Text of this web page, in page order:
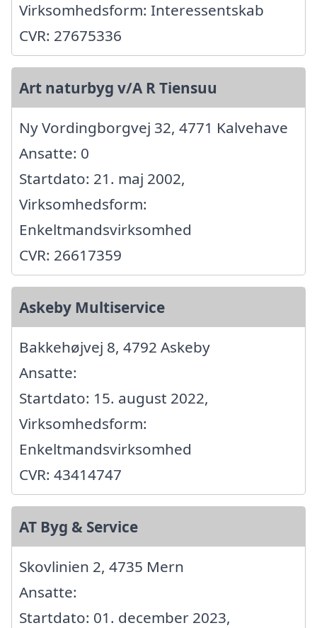
Virksomhedsform: Interessentskab
CVR: 27675336
Art naturbyg v/A R Tiensuu
Ny Vordingborgvej 32, 4771 Kalvehave
Ansatte: 0
Startdato: 21. maj 2002,
Virksomhedsform:
Enkeltmandsvirksomhed
CVR: 26617359
Askeby Multiservice
Bakkehøjvej 8, 4792 Askeby
Ansatte:
Startdato: 15. august 2022,
Virksomhedsform:
Enkeltmandsvirksomhed
CVR: 43414747
AT Byg & Service
Skovlinien 2, 4735 Mern
Ansatte:
Startdato: 01. december 2023,